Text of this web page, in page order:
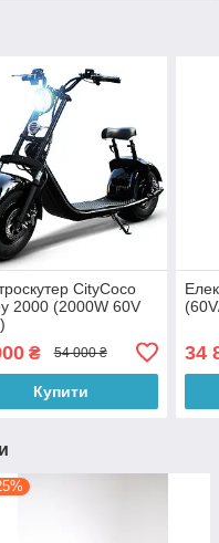
CityCoco
2000 (2000W 60V
₴ 54 000 ₴
Купити
34